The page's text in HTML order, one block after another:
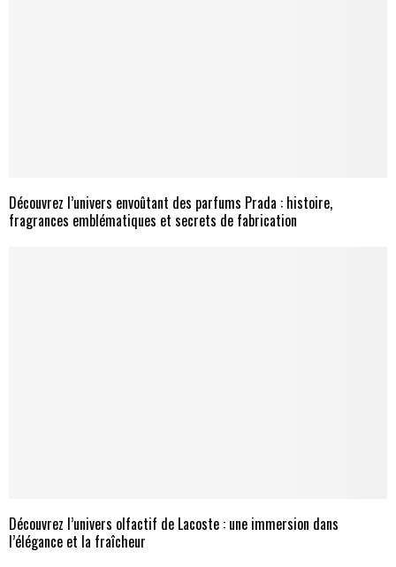
Découvrez l’univers envoûtant des parfums Prada : histoire,
fragrances emblématiques et secrets de fabrication
Découvrez l’univers olfactif de Lacoste : une immersion dans
l’élégance et la fraîcheur